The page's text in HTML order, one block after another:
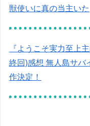
獣使いに真の当主いた
『ようこそ実力至上
終回)感想 無人島サバ
作決定！